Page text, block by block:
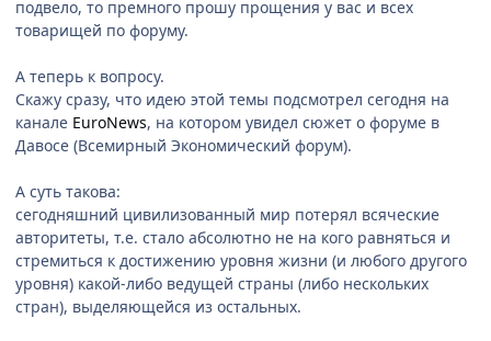
подвело, то премного прошу прощения у вас и всех
товарищей по форуму.
А теперь к вопросу.
Скажу сразу, что идею этой темы подсмотрел сегодня на
канале EuroNews, на котором увидел сюжет о форуме в
Давосе (Всемирный Экономический форум).
А суть такова:
сегодняшний цивилизованный мир потерял всяческие
авторитеты, т.е. стало абсолютно не на кого равняться и
стремиться к достижению уровня жизни (и любого другого
уровня) какой-либо ведущей страны (либо нескольких
стран), выделяющейся из остальных.